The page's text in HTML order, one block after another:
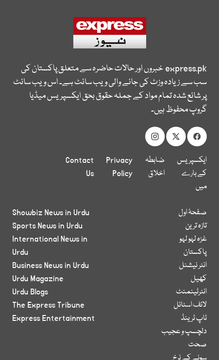
express.pkخبروں اور حالات حاضرہ سے متعلق پاکستان کی
سب سے زیادہ وزٹ کی جانے والی ویب سائٹ ہے۔ اس ویب سائٹ
پر شائع شدہ تمام مواد کے جملہ حقوق بحق ایکسپریس میڈیا
گروپ محفوظ ہیں۔
ایکسپریس
کے بارے
میں
ضابطہ
اخلاق
Privacy
Policy
Contact
Us
صفحۂ اول
تازہ ترین
غزہ لہو لہو
پاکستان
انٹر نیشنل
کھیل
انٹرٹینمنٹ
لائف اسٹائل
ٹاپ ٹرینڈ
دلچسپ و عجیب
صحت
Showbiz News in Urdu
Sports News in Urdu
International News in
Urdu
Business News in Urdu
Urdu Magazine
Urdu Blogs
The Express Tribune
Express Entertainment